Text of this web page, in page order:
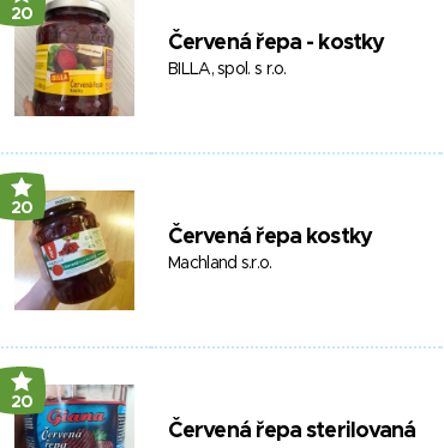
20
Červená řepa - kostky
BILLA, spol. s r.o.
20
Červená řepa kostky
Machland s.r.o.
20
Červená řepa sterilovaná